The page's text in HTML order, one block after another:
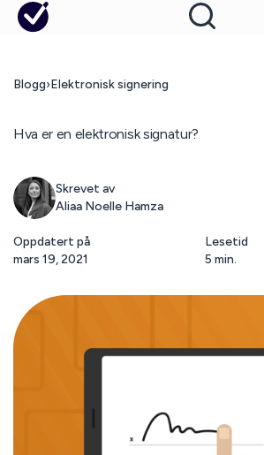
Blogg›Elektronisk signering
Hva er en elektronisk signatur?
Skrevet av
Aliaa Noelle Hamza
Oppdatert på
mars 19, 2021
Lesetid
5 min.